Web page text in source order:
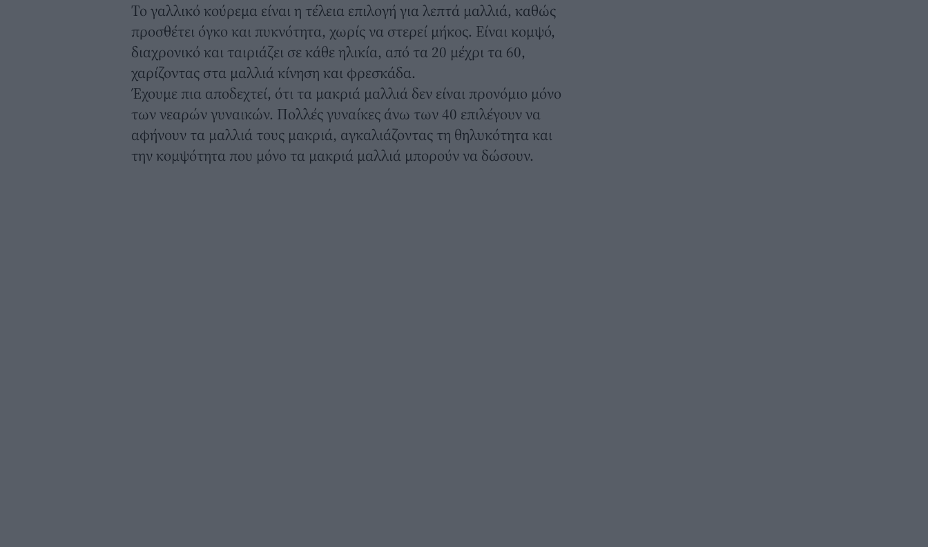
Το γαλλικό κούρεμα είναι η τέλεια επιλογή για λεπτά μαλλιά, καθώς
προσθέτει όγκο και πυκνότητα, χωρίς να στερεί μήκος. Είναι κομψό,
διαχρονικό και ταιριάζει σε κάθε ηλικία, από τα 20 μέχρι τα 60,
χαρίζοντας στα μαλλιά κίνηση και φρεσκάδα.
Έχουμε πια αποδεχτεί, ότι τα μακριά μαλλιά δεν είναι προνόμιο μόνο
των νεαρών γυναικών. Πολλές γυναίκες άνω των 40 επιλέγουν να
αφήνουν τα μαλλιά τους μακριά, αγκαλιάζοντας τη θηλυκότητα και
την κομψότητα που μόνο τα μακριά μαλλιά μπορούν να δώσουν.